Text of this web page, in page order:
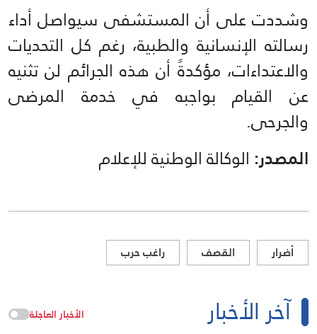
وشددت على أن المستشفى سيواصل أداء
رسالته الإنسانية والطبية، رغم كل التحديات
والاعتداءات، مؤكدةً أن هذه الجرائم لن تثنيه
عن القيام بواجبه في خدمة المرضى
والجرحى.
المصدر: الوكالة الوطنية للإعلام
أضرار القصف راغب حرب
آخر الأخبار الأخبار العاجلة